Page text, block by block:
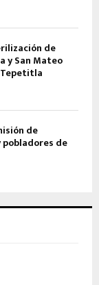
de
y San Mateo
de
de